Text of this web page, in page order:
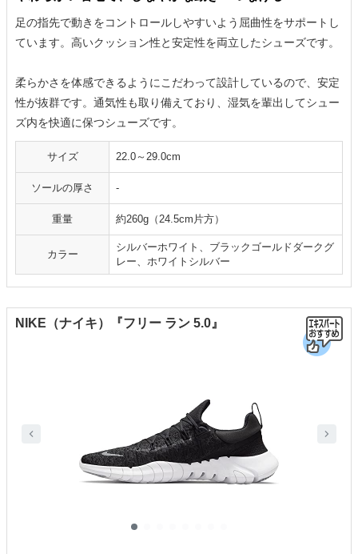
足の指先で動きをコントロールしやすいよう屈曲性をサポートし
ています。高いクッション性と安定性を両立したシューズです。
柔らかさを体感できるようにこだわって設計しているので、安定
性が抜群です。通気性も取り備えており、湿気を輩出してシュー
ズ内を快適に保つシューズです。
サイズ 22.0～29.0cm
ソールの厚さ -
重量 約260g（24.5cm片方）
カラー
シルバーホワイト、ブラックゴールドダークグ
レー、ホワイトシルバー
NIKE（ナイキ）『フリー ラン 5.0』